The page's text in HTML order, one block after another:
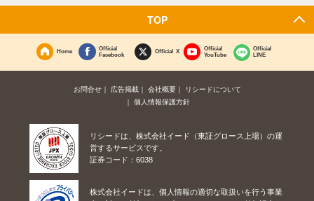
TOP
Home
Official
Facebook
Official X
Official
YouTube
Official
LINE
お問合せ 広告掲載 会社概要
リシードについて
個人情報保護方針
リシードは、株式会社イード（東証グロース上場）の運
営するサービスです。
証券コード：6038
株式会社イードは、個人情報の適切な取扱いを行う事業